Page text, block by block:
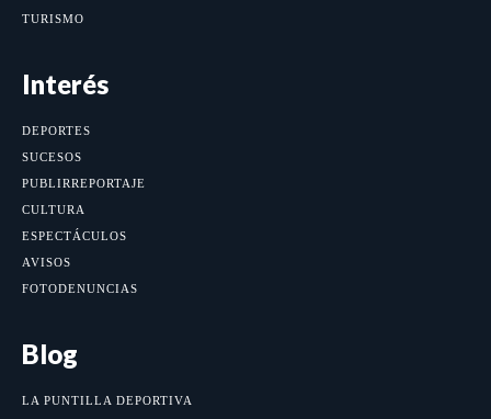
TURISMO
Interés
DEPORTES
SUCESOS
PUBLIRREPORTAJE
CULTURA
ESPECTÁCULOS
AVISOS
FOTODENUNCIAS
Blog
LA PUNTILLA DEPORTIVA